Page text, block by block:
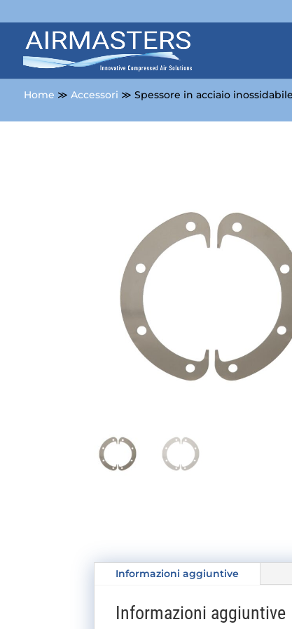
Home ≫ Accessori ≫ Spessore in acciaio
Informazioni aggiuntive
Informazioni aggiuntive